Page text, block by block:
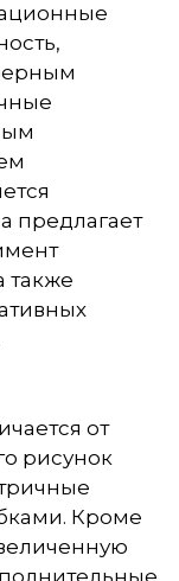
предлагает
также
от
рисунок
Кроме